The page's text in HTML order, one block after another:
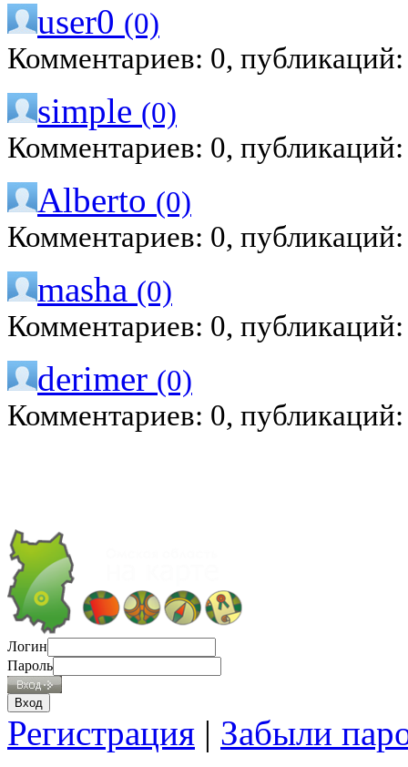
user0 (0)
Комментариев: 0,
simple (0)
Комментариев: 0,
Alberto (0)
Комментариев: 0,
masha (0)
Комментариев: 0,
derimer (0)
Комментариев: 0,
Логин
Пароль
Регистрация | Забыли